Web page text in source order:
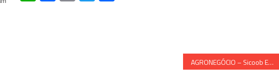
AGRONEGÓCIO – Sicoob ES disponibiliza nova modalidade de crédito para micro e pequenas empresas prejudicadas pela pandemia